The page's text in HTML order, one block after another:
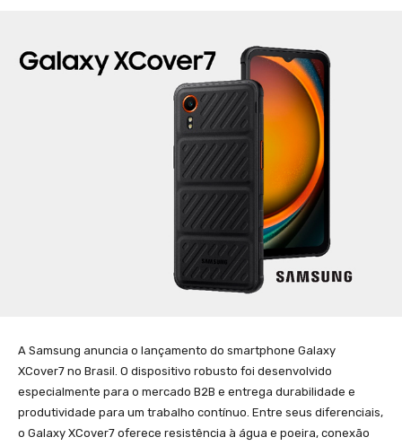
A Samsung anuncia o lançamento do smartphone Galaxy
XCover7 no Brasil. O dispositivo robusto foi desenvolvido
especialmente para o mercado B2B e entrega durabilidade e
produtividade para um trabalho contínuo. Entre seus diferenciais,
o Galaxy XCover7 oferece resistência à água e poeira, conexão